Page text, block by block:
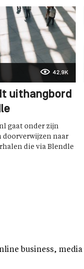
42,9K
uithangbord
gaat onder zijn
doorverwijzen naar
die via Blendle
business,